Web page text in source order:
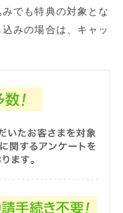
でも特典の対象とな
みの場合は、キャッ